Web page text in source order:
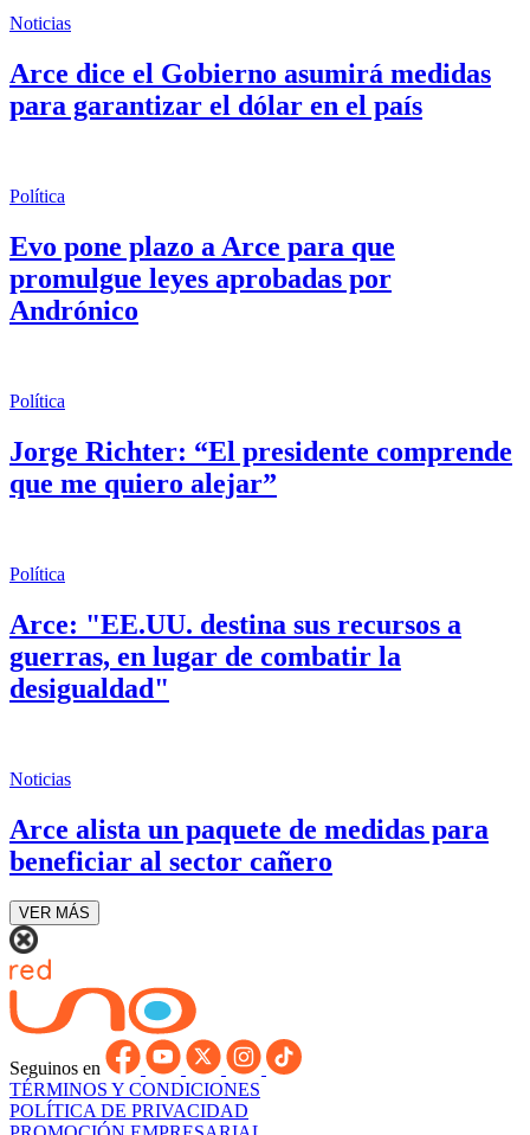
Noticias
Arce dice el Gobierno asumirá medidas
para garantizar el dólar en el país
Política
Evo pone plazo a Arce para que
promulgue leyes aprobadas por
Andrónico
Política
Jorge Richter: “El presidente comprende
que me quiero alejar”
Política
Arce: "EE.UU. destina sus recursos a
guerras, en lugar de combatir la
desigualdad"
Noticias
Arce alista un paquete de medidas para
beneficiar al sector cañero
VER MÁS
Seguinos en
TÉRMINOS Y CONDICIONES
POLÍTICA DE PRIVACIDAD